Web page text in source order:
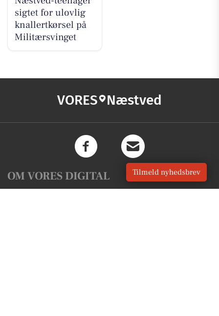
sigtet for ulovlig
knallertkørsel på
Militærsvinget
VORES Næstved
OM VORES DIGITAL Tilmeld nyhedsbrev